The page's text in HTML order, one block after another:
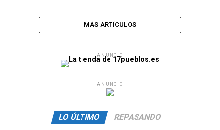
MÁS ARTÍCULOS
ANUNCIO
ANUNCIO
LO ÚLTIMO REPASANDO